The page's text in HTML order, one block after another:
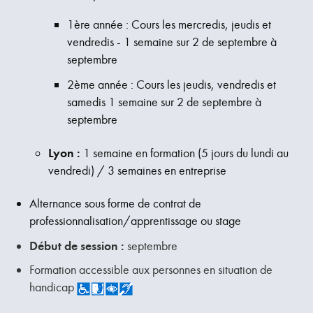
1ère année : Cours les mercredis, jeudis et
vendredis - 1 semaine sur 2 de septembre à
septembre
2ème année : Cours les jeudis, vendredis et
samedis 1 semaine sur 2 de septembre à
septembre
Lyon : 1 semaine en formation (5 jours du lundi au
vendredi) / 3 semaines en entreprise
Alternance sous forme de contrat de
professionnalisation/apprentissage ou stage
Début de session : septembre
Formation accessible aux personnes en situation de
handicap